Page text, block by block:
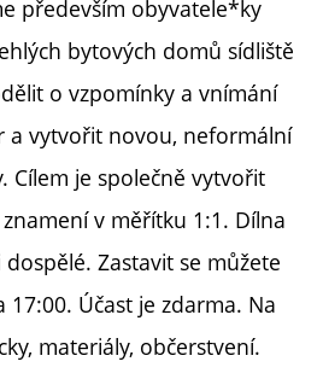
především obyvatele*ky
bytových domů sídliště
o vzpomínky a vnímání
a vytvořit novou, neformální
Cílem je společně vytvořit
v měřítku 1:1. Dílna
Zastavit se můžete
17:00. Účast je zdarma. Na
materiály, občerstvení.